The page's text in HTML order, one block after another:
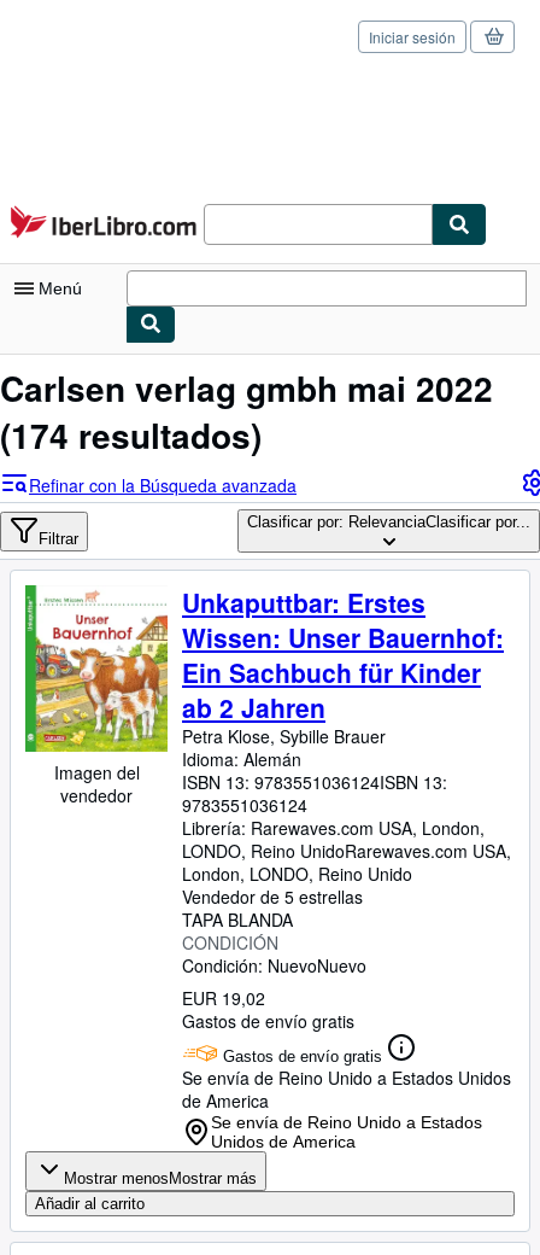
Pasar al contenido principal
IberLibro.com
Iniciar sesión
Menú
Mi cuenta
Búsqueda avanzada
Colecciones
Libros antiguos
Arte y coleccionismo
Vendedores
Comenzar a vender
Ayuda
CERRAR
Carlsen verlag gmbh mai 2022
(174 resultados)
Refinar con la Búsqueda avanzada
Filtrar
Clasificar por: RelevanciaClasificar por...
Imagen del
vendedor
Unkaputtbar: Erstes
Wissen: Unser Bauernhof:
Ein Sachbuch für Kinder
ab 2 Jahren
Petra Klose, Sybille Brauer
Idioma: Alemán
ISBN 13: 9783551036124ISBN 13:
9783551036124
Librería: Rarewaves.com USA, London,
LONDO, Reino UnidoRarewaves.com USA,
London, LONDO, Reino Unido
Vendedor de 5 estrellas
TAPA BLANDA
CONDICIÓN
Condición: NuevoNuevo
EUR 19,02
Gastos de envío gratis
Gastos de envío gratis
Se envía de Reino Unido a Estados Unidos
de America
Se envía de Reino Unido a Estados
Unidos de America
Mostrar menos Mostrar más
Añadir al carrito